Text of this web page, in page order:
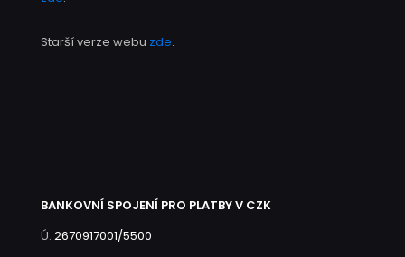
Starší verze webu zde.
BANKOVNÍ SPOJENÍ PRO PLATBY V CZK
Ú: 2670917001/5500